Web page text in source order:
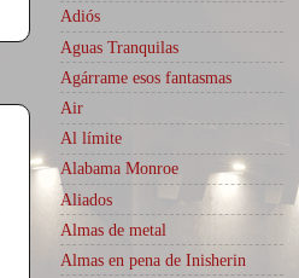
Adiós
Aguas Tranquilas
Agárrame esos fantasmas
Air
Al límite
Alabama Monroe
Aliados
Almas de metal
Almas en pena de Inisherin